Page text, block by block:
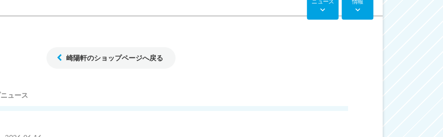
ニュース
情報
崎陽軒のショップページへ戻る
ュース